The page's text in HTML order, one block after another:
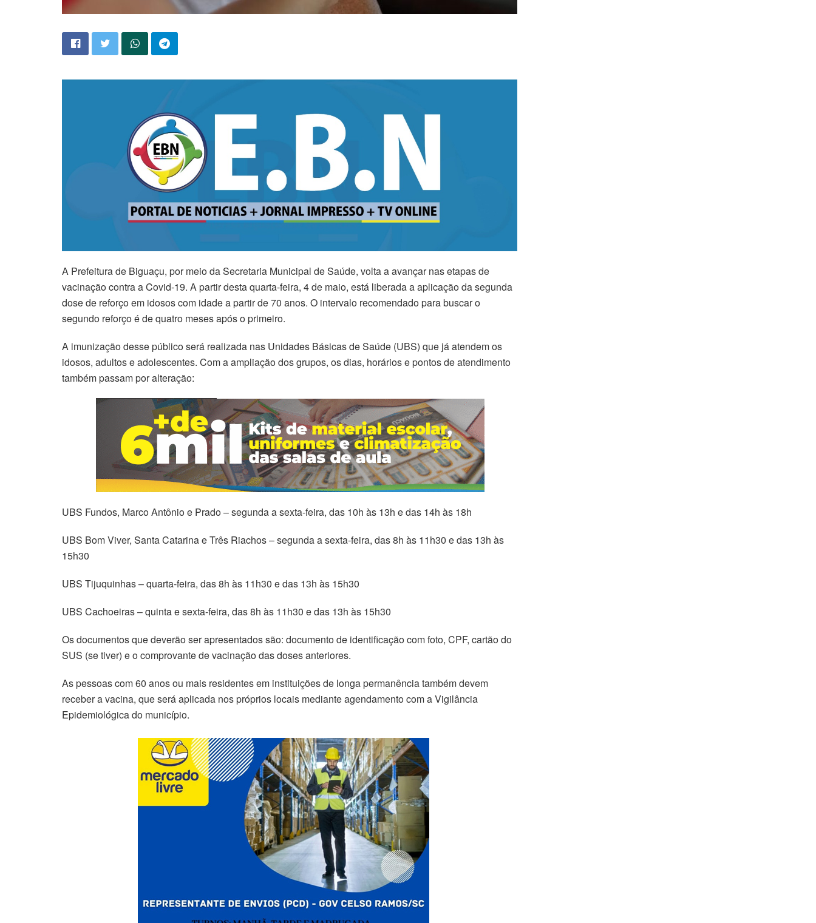
A Prefeitura de Biguaçu, por meio da Secretaria Municipal de Saúde, volta a avançar nas etapas de
vacinação contra a Covid-19. A partir desta quarta-feira, 4 de maio, está liberada a aplicação da segunda
dose de reforço em idosos com idade a partir de 70 anos. O intervalo recomendado para buscar o
segundo reforço é de quatro meses após o primeiro.
A imunização desse público será realizada nas Unidades Básicas de Saúde (UBS) que já atendem os
idosos, adultos e adolescentes. Com a ampliação dos grupos, os dias, horários e pontos de atendimento
também passam por alteração:
UBS Fundos, Marco Antônio e Prado – segunda a sexta-feira, das 10h às 13h e das 14h às 18h
UBS Bom Viver, Santa Catarina e Três Riachos – segunda a sexta-feira, das 8h às 11h30 e das 13h às
15h30
UBS Tijuquinhas – quarta-feira, das 8h às 11h30 e das 13h às 15h30
UBS Cachoeiras – quinta e sexta-feira, das 8h às 11h30 e das 13h às 15h30
Os documentos que deverão ser apresentados são: documento de identificação com foto, CPF, cartão do
SUS (se tiver) e o comprovante de vacinação das doses anteriores.
As pessoas com 60 anos ou mais residentes em instituições de longa permanência também devem
receber a vacina, que será aplicada nos próprios locais mediante agendamento com a Vigilância
Epidemiológica do município.